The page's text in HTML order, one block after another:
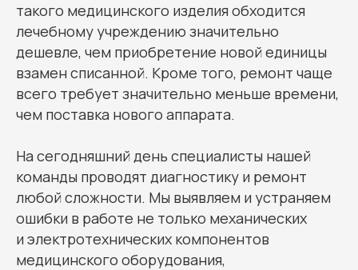
такого медицинского изделия обходится
лечебному учреждению значительно
дешевле, чем приобретение новой единицы
взамен списанной. Кроме того, ремонт чаще
всего требует значительно меньше времени,
чем поставка нового аппарата.
На сегодняшний день специалисты нашей
команды проводят диагностику и ремонт
любой сложности. Мы выявляем и устраняем
ошибки в работе не только механических
и электротехнических компонентов
медицинского оборудования,